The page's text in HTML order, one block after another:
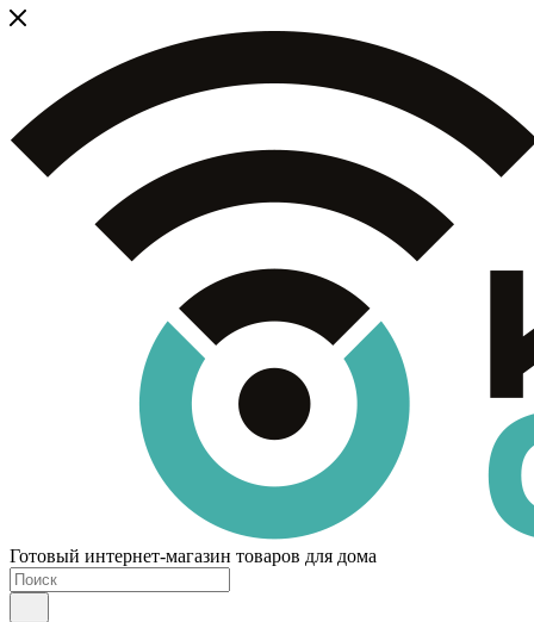
Готовый интернет-магазин товаров для дома